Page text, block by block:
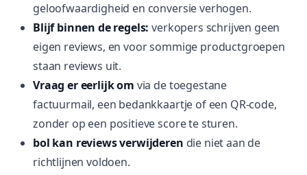
geloofwaardigheid en conversie verhogen.
Blijf binnen de regels: verkopers schrijven geen
eigen reviews, en voor sommige productgroepen
staan reviews uit.
Vraag er eerlijk om via de toegestane
factuurmail, een bedankkaartje of een QR-code,
zonder op een positieve score te sturen.
bol kan reviews verwijderen die niet aan de
richtlijnen voldoen.